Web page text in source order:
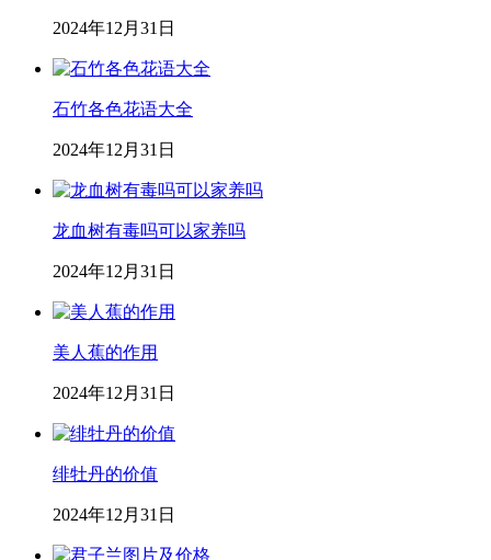
2024年12月31日
石竹各色花语大全
2024年12月31日
龙血树有毒吗可以家养吗
2024年12月31日
美人蕉的作用
2024年12月31日
绯牡丹的价值
2024年12月31日